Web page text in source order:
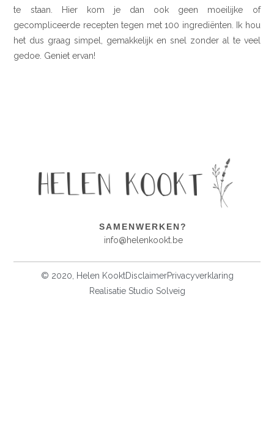
te staan. Hier kom je dan ook geen moeilijke of
gecompliceerde recepten tegen met 100 ingrediënten. Ik hou
het dus graag simpel, gemakkelijk en snel zonder al te veel
gedoe. Geniet ervan!
SAMENWERKEN?
info@helenkookt.be
© 2020, Helen KooktDisclaimerPrivacyverklaring
Realisatie Studio Solveig